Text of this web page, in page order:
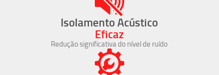
Isolamento Acústico
Eficaz
Redução significativa do nível de ruído